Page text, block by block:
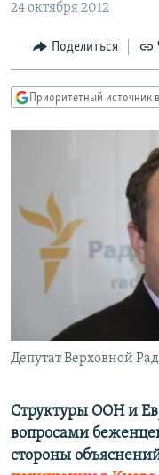
Вернутся
главной
навигации
Вернутся
МНЕНИЯ
КУЛЬТУРА
IDEL.РЕАЛИИ
КАВКАЗ.РЕАЛИИ
СИБИРЬ.РЕАЛИИ
РАСПИСАНИЕ
ПОДПИШИТЕСЬ НА
СОЦИАЛЬНЫЕ СЕТИ
Все сайты РСЕ/РС
24 октября 2012
Поделиться
Приоритетный источник
Депутат Верховной
Структуры ООН и
вопросами
стороны